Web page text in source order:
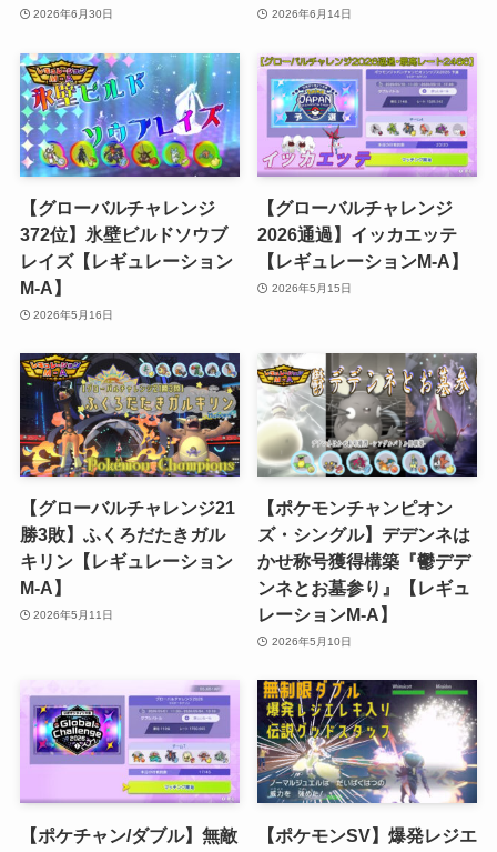
2026年6月30日 2026年6月14日
【グローバルチャレンジ
372位】氷壁ビルドソウブ
レイズ【レギュレーション
M-A】
2026年5月16日
【グローバルチャレンジ
2026通過】イッカエッテ
【レギュレーションM-A】
2026年5月15日
【グローバルチャレンジ21
勝3敗】ふくろだたきガル
キリン【レギュレーション
M-A】
2026年5月11日
【ポケモンチャンピオン
ズ・シングル】デデンネは
かせ称号獲得構築『鬱デデ
ンネとお墓参り』【レギュ
レーションM-A】
2026年5月10日
【ポケチャン/ダブル】無敵
【ポケモンSV】爆発レジエ